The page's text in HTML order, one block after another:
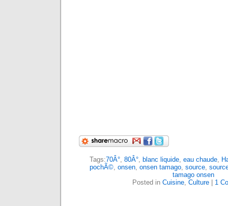
Tags:70Â°, 80Â°, blanc liquide, eau chaude,
pochÃ©, onsen, onsen tamago, source,
tamago onsen
Posted in Cuisine, Culture 1